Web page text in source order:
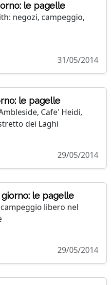
le pagelle
negozi, campeggio,
31/05/2014
le pagelle
Cafe' Heidi,
dei Laghi
29/05/2014
le pagelle
libero nel
29/05/2014